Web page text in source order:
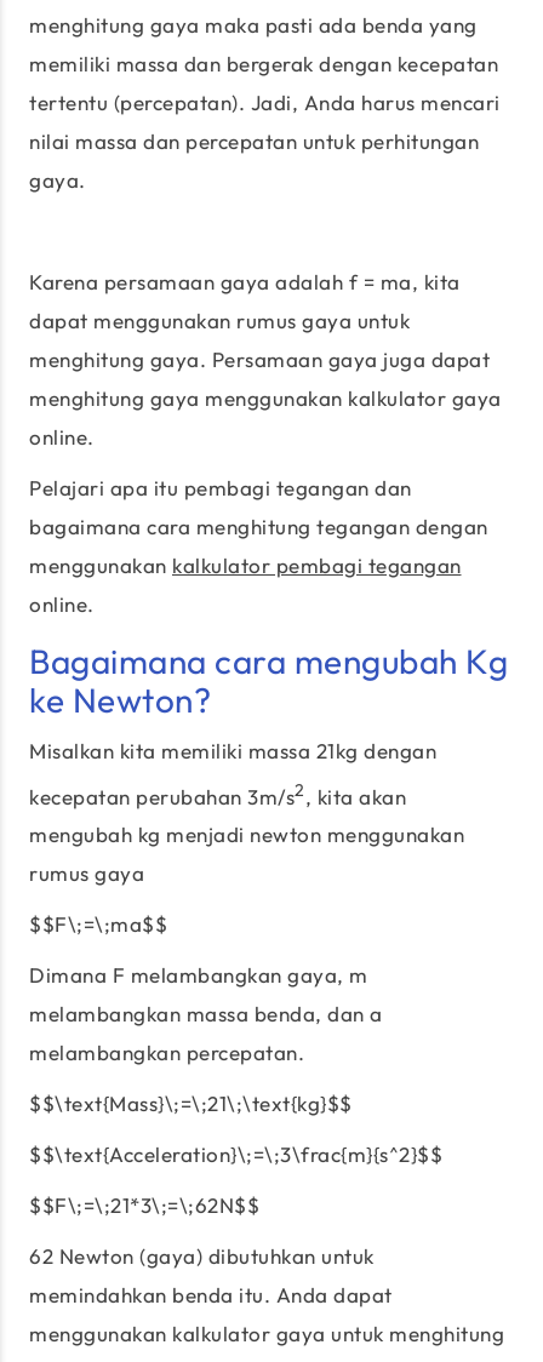
menghitung gaya maka pasti ada benda yang
memiliki massa dan bergerak dengan kecepatan
tertentu (percepatan). Jadi, Anda harus mencari
nilai massa dan percepatan untuk perhitungan
gaya.
Karena persamaan gaya adalah f = ma, kita
dapat menggunakan rumus gaya untuk
menghitung gaya. Persamaan gaya juga dapat
menghitung gaya menggunakan kalkulator gaya
online.
Pelajari apa itu pembagi tegangan dan
bagaimana cara menghitung tegangan dengan
menggunakan kalkulator pembagi tegangan
online.
Bagaimana cara mengubah Kg
ke Newton?
Misalkan kita memiliki massa 21kg dengan
kecepatan perubahan 3m/s2, kita akan
mengubah kg menjadi newton menggunakan
rumus gaya
$$F\;=\;ma$$
Dimana F melambangkan gaya, m
melambangkan massa benda, dan a
melambangkan percepatan.
$$\text{Mass}\;=\;21\;\text{kg}$$
$$\text{Acceleration}\;=\;3\frac{m}{s^2}$$
$$F\;=\;21*3\;=\;62N$$
62 Newton (gaya) dibutuhkan untuk
memindahkan benda itu. Anda dapat
menggunakan kalkulator gaya untuk menghitung